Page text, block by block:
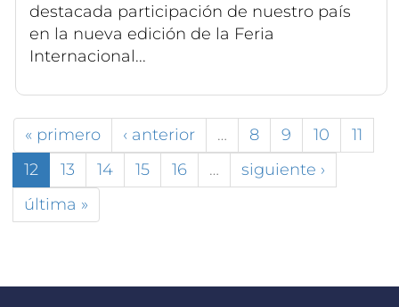
destacada participación de nuestro país
en la nueva edición de la Feria
Internacional...
« primero ‹ anterior … 8 9 10
11
12
13 14 15 16 …
siguiente ›
última »